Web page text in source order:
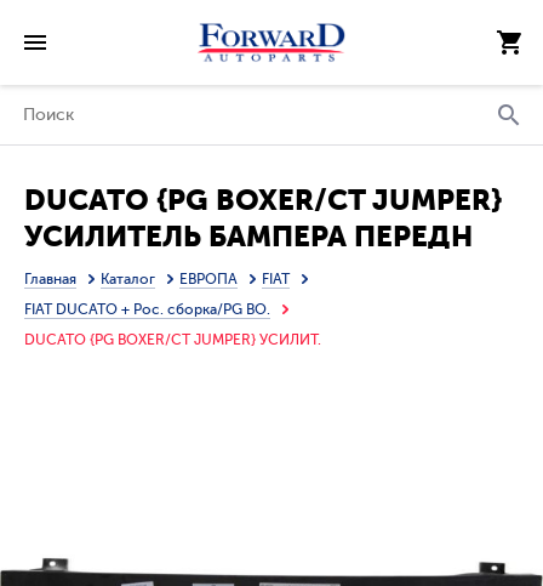
DUCATO {PG BOXER/CT JUMPER}
УСИЛИТЕЛЬ БАМПЕРА ПЕРЕДН
(ТУРЦИЯ)
Главная Каталог ЕВРОПА
FIAT
FIAT DUCATO + Рос. сборка/PG BO.
DUCATO {PG BOXER/CT JUMPER} УСИЛИТ.